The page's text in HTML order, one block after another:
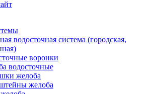
водосточная система (городская,
воронки
водосточные
желоба
желоба